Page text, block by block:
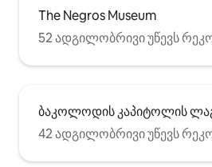
The Negros Museum
52 ადგილობრივი უწევს
ბაკოლოდის კაპიტოლის
42 ადგილობრივი უწევს